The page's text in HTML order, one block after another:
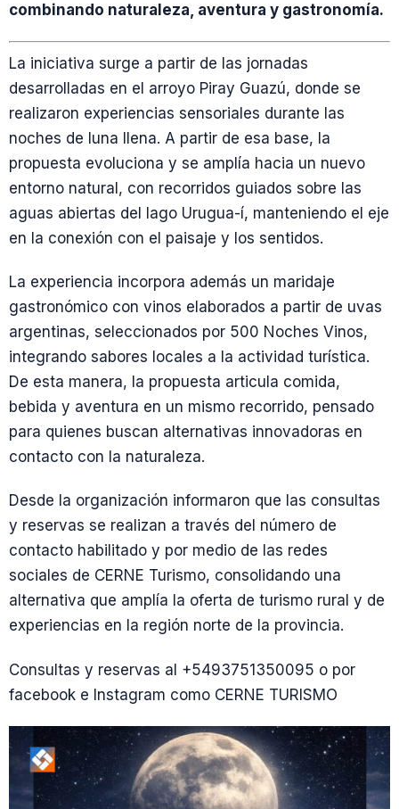
combinando naturaleza, aventura y gastronomía.
La iniciativa surge a partir de las jornadas
desarrolladas en el arroyo Piray Guazú, donde se
realizaron experiencias sensoriales durante las
noches de luna llena. A partir de esa base, la
propuesta evoluciona y se amplía hacia un nuevo
entorno natural, con recorridos guiados sobre las
aguas abiertas del lago Urugua-í, manteniendo el eje
en la conexión con el paisaje y los sentidos.
La experiencia incorpora además un maridaje
gastronómico con vinos elaborados a partir de uvas
argentinas, seleccionados por 500 Noches Vinos,
integrando sabores locales a la actividad turística.
De esta manera, la propuesta articula comida,
bebida y aventura en un mismo recorrido, pensado
para quienes buscan alternativas innovadoras en
contacto con la naturaleza.
Desde la organización informaron que las consultas
y reservas se realizan a través del número de
contacto habilitado y por medio de las redes
sociales de CERNE Turismo, consolidando una
alternativa que amplía la oferta de turismo rural y de
experiencias en la región norte de la provincia.
Consultas y reservas al +5493751350095 o por
facebook e Instagram como CERNE TURISMO